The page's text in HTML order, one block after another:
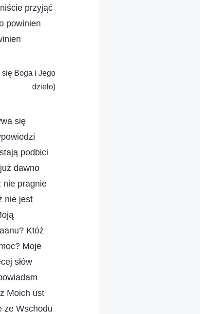
przyjąć
powinien
się Boga i Jego
dzieło)
się
podbici
dawno
nie pragnie
nie jest
Któż
Moje
słów
Moich ust
ze Wschodu